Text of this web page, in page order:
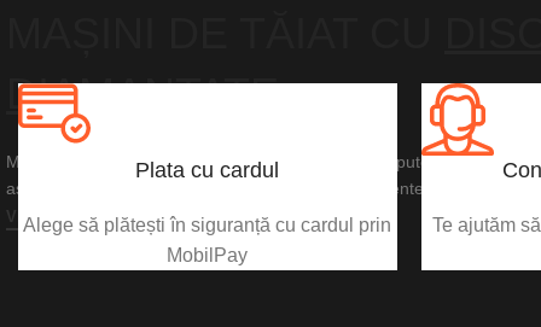
DIAMANTATE
Mașina de tăiat de mare putere pe acumulator are puterea și
așteptați de la mașinile de tăiat pe benzină echivalente.
VEZI PRODUSUL
Plata cu cardul
Alege să plătești în siguranță cu cardul prin
MobilPay
Te ajutăm